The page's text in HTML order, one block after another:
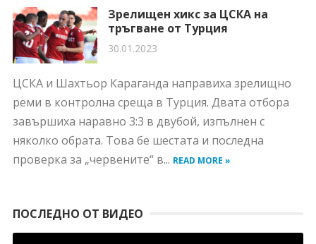
Зрелищен хикс за ЦСКА на
тръгване от Турция
30.01.2023
ЦСКА и Шахтьор Караганда направиха зрелищно
реми в контролна среща в Турция. Двата отбора
завършиха наравно 3:3 в двубой, изпълнен с
няколко обрата. Това бе шестата и последна
проверка за „червените“ в... READ MORE »
ПОСЛЕДНО ОТ ВИДЕО